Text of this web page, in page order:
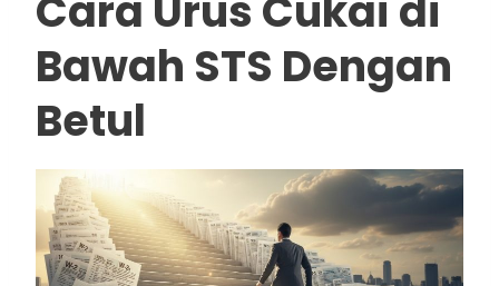
Cara Urus Cukai di
Bawah STS Dengan
Betul